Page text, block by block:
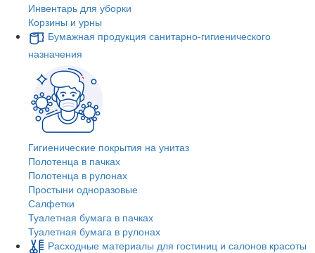
Инвентарь для уборки
Корзины и урны
Бумажная продукция санитарно-гигиенического
назначения
Гигиенические покрытия на унитаз
Полотенца в пачках
Полотенца в рулонах
Простыни одноразовые
Салфетки
Туалетная бумага в пачках
Туалетная бумага в рулонах
Расходные материалы для гостиниц и салонов красоты